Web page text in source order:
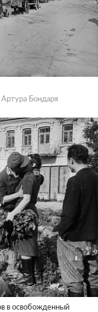
Бондаря
в освобожденный